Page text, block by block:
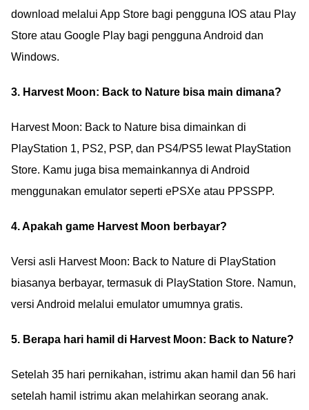
download melalui App Store bagi pengguna IOS atau Play
Store atau Google Play bagi pengguna Android dan
Windows.
3. Harvest Moon: Back to Nature bisa main dimana?
Harvest Moon: Back to Nature bisa dimainkan di
PlayStation 1, PS2, PSP, dan PS4/PS5 lewat PlayStation
Store. Kamu juga bisa memainkannya di Android
menggunakan emulator seperti ePSXe atau PPSSPP.
4. Apakah game Harvest Moon berbayar?
Versi asli Harvest Moon: Back to Nature di PlayStation
biasanya berbayar, termasuk di PlayStation Store. Namun,
versi Android melalui emulator umumnya gratis.
5. Berapa hari hamil di Harvest Moon: Back to Nature?
Setelah 35 hari pernikahan, istrimu akan hamil dan 56 hari
setelah hamil istrimu akan melahirkan seorang anak.